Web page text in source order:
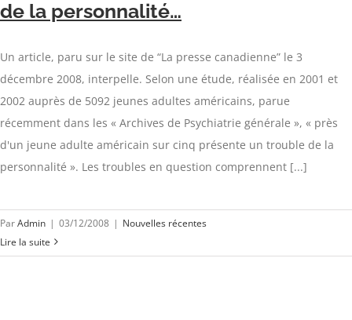
de la personnalité…
Un article, paru sur le site de “La presse canadienne” le 3
décembre 2008, interpelle. Selon une étude, réalisée en 2001 et
2002 auprès de 5092 jeunes adultes américains, parue
récemment dans les « Archives de Psychiatrie générale », « près
d'un jeune adulte américain sur cinq présente un trouble de la
personnalité ». Les troubles en question comprennent [...]
ParAdmin | 03/12/2008 | Nouvelles récentes
Lire la suite